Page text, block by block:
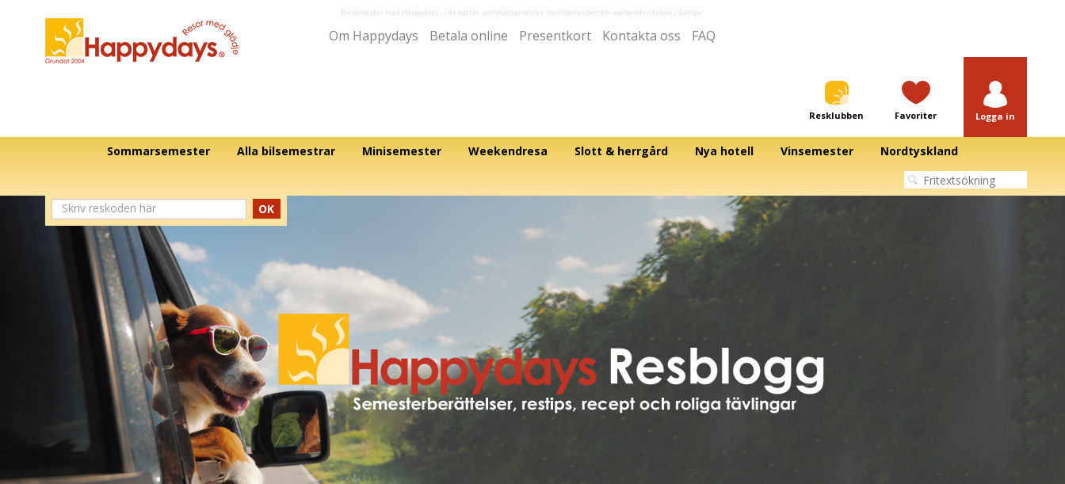
Bilsemester med Happydays - lite bättre sommarsemester, minisemester och weekendvistelser i Europa
Om Happydays Betala online Presentkort Kontakta oss FAQ
Resklubben Favoriter Logga in
Sommarsemester Alla bilsemestrar Minisemester Weekendresa Slott & herrgård Nya hotell Vinsemester Nordtyskland
OK